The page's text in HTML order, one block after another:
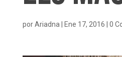
porAriadna Ene 17, 2016 0